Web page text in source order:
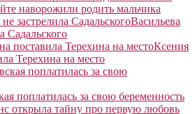
наворожили родить мальчика
Васильева
Садальского
Ксения
Терехина на место
поплатилась за свою беременность